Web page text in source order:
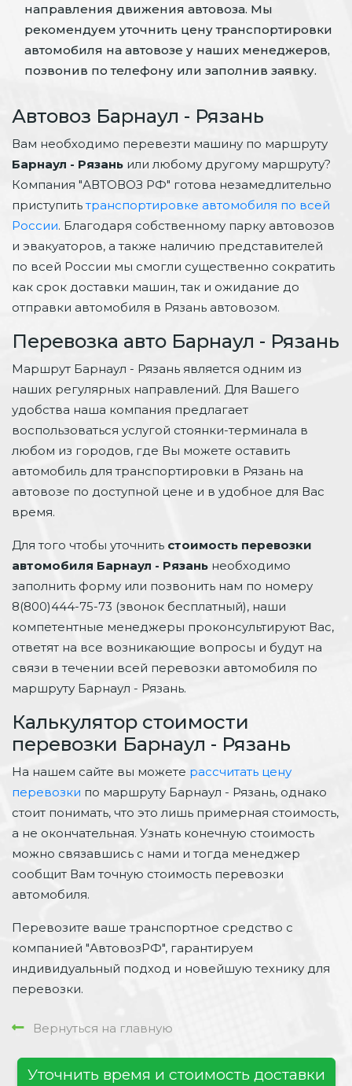
направления движения автовоза. Мы
рекомендуем уточнить цену транспортировки
автомобиля на автовозе у наших менеджеров,
позвонив по телефону или заполнив заявку.
Автовоз Барнаул - Рязань
Вам необходимо перевезти машину по маршруту
Барнаул - Рязань или любому другому маршруту?
Компания "АВТОВОЗ РФ" готова незамедлительно
приступитьтранспортировке автомобиля по всей
России. Благодаря собственному парку автовозов
и эвакуаторов, а также наличию представителей
по всей России мы смогли существенно сократить
как срок доставки машин, так и ожидание до
отправки автомобиля в Рязань автовозом.
Перевозка авто Барнаул - Рязань
Маршрут Барнаул - Рязань является одним из
наших регулярных направлений. Для Вашего
удобства наша компания предлагает
воспользоваться услугой стоянки-терминала в
любом из городов, где Вы можете оставить
автомобиль для транспортировки в Рязань на
автовозе по доступной цене и в удобное для Вас
время.
Для того чтобы уточнить стоимость перевозки
автомобиля Барнаул - Рязань необходимо
заполнить форму или позвонить нам по номеру
8(800)444-75-73 (звонок бесплатный), наши
компетентные менеджеры проконсультируют Вас,
ответят на все возникающие вопросы и будут на
связи в течении всей перевозки автомобиля по
маршруту Барнаул - Рязань.
Калькулятор стоимости
перевозки Барнаул - Рязань
На нашем сайте вы можете рассчитать цену
перевозки по маршруту Барнаул - Рязань, однако
стоит понимать, что это лишь примерная стоимость,
а не окончательная. Узнать конечную стоимость
можно связавшись с нами и тогда менеджер
сообщит Вам точную стоимость перевозки
автомобиля.
Перевозите ваше транспортное средство с
компанией "АвтовозРФ", гарантируем
индивидуальный подход и новейшую технику для
перевозки.
Вернуться на главную
Уточнить время и стоимость доставки